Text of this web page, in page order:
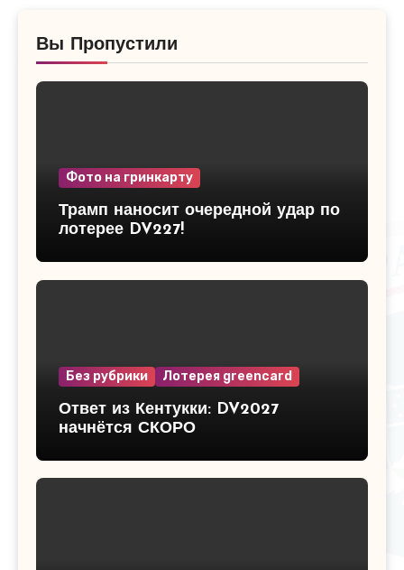
Вы Пропустили
Фото на гринкарту
Трамп наносит очередной удар по
лотерее DV227!
Без рубрики Лотерея greencard
Ответ из Кентукки: DV2027
начнётся СКОРО